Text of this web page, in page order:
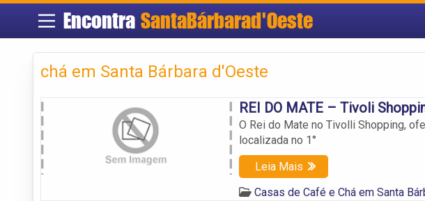
Encontra SantaBárbarad'Oeste
chá em Santa Bárbara d'Oeste
REI DO MATE – Tivoli
O Rei do Mate no Tivolli Shopping,
localizada no 1°
Leia Mais
Casas de Café e Chá em Santa